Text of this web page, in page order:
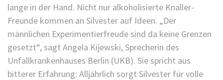
lange in der Hand. Nicht nur alkoholisierte Knaller-
Freunde kommen an Silvester auf Ideen. „Der
männlichen Experimentierfreude sind da keine Grenzen
gesetzt“, sagt Angela Kijewski, Sprecherin des
Unfallkrankenhauses Berlin (UKB). Sie spricht aus
bitterer Erfahrung: Alljährlich sorgt Silvester für volle